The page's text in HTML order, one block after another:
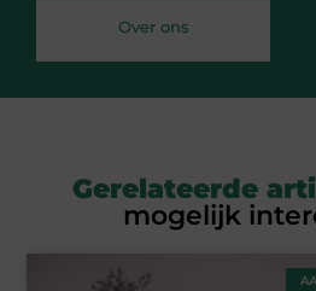
Over ons
Gerelateerde
mogelijk